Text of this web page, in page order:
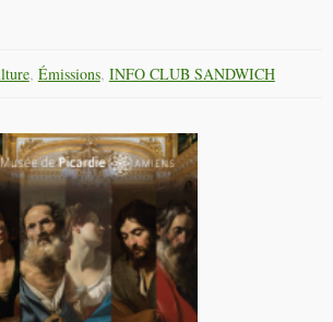
, Émissions, INFO CLUB SANDWICH